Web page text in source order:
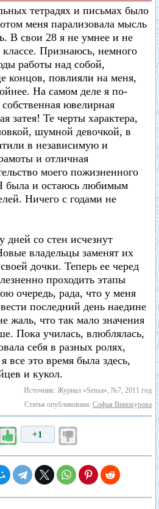
тетрадях и письмах было
меня парализовала мысль
В свои 28 я не умнее и не
Признаюсь, немного
работы над собой,
концов, повлияли на меня,
На самом деле я по-
ювелирная
затея! Те черты характера,
шумной девочкой, в
в независимую и
и отличная
моего пожизненного
была и остаюсь любимым
Ничего с годами не
дней со стен исчезнут
владельцы заменят их
дочки. Теперь ее черед
проходить этапы
очередь, рада, что у меня
последний день наедине
жаль, что так мало значения
Пока училась, влюблялась,
себя в разных ролях,
все это время была здесь,
и кукол.
Источник: Журнал «Sensa», №7, 2011 год
Статья опубликована: Софья Винокурова
+1